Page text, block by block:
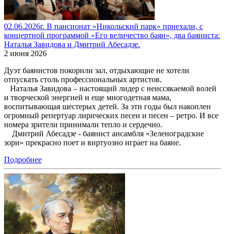
02.06.2026г. В пансионат «Никольский парк» приехали, с
концертной программой «Его величество баян», два баяниста:
Наталья Завидова и Дмитрий Абесадзе.
2 июня 2026
Дуэт баянистов покорили зал, отдыхающие не хотели
отпускать столь профессиональных артистов.
Наталья Завидова – настоящий лидер с неиссякаемой волей
и творческой энергией и еще многодетная мама,
воспитывающая шестерых детей. За эти годы был накоплен
огромный репертуар лирических песен и песен – ретро. И все
номера зрители принимали тепло и сердечно.
Дмитрий Абесадзе - баянист ансамбля «Зеленоградские
зори» прекрасно поет и виртуозно играет на баяне.
Подробнее